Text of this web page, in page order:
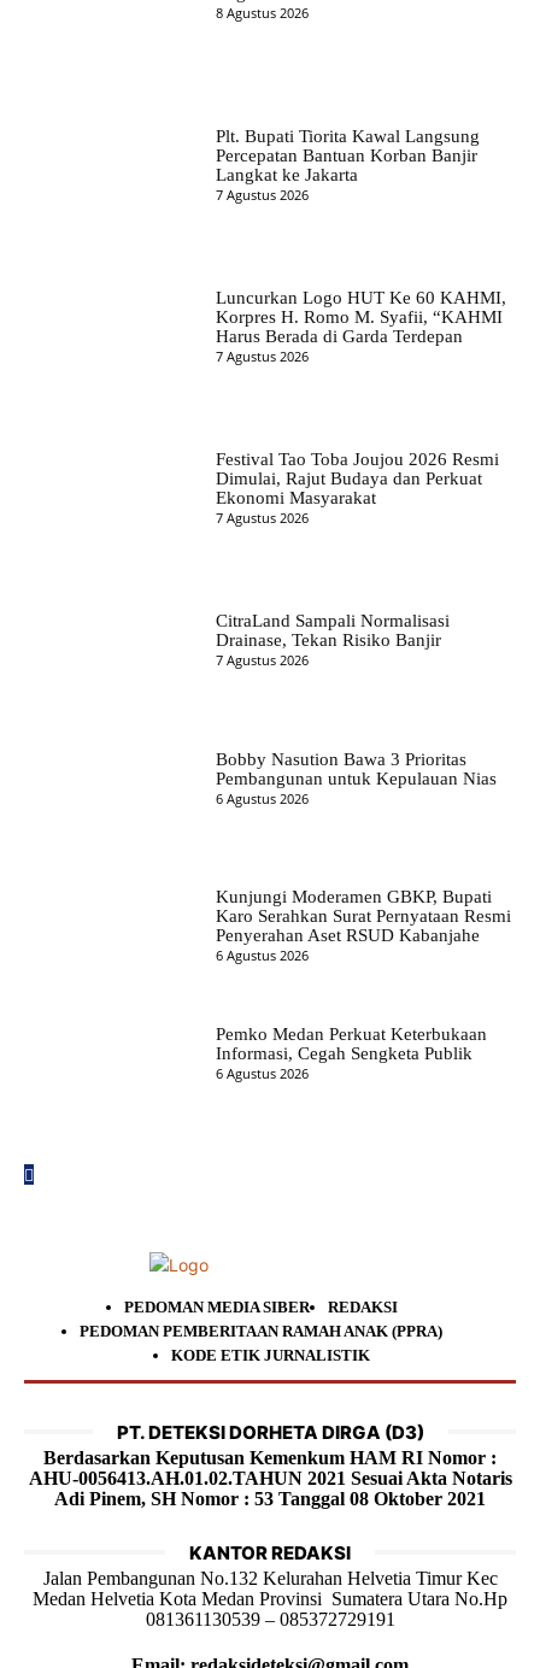
8 Agustus 2026
Plt. Bupati Tiorita Kawal Langsung
Percepatan Bantuan Korban Banjir
Langkat ke Jakarta
7 Agustus 2026
Luncurkan Logo HUT Ke 60 KAHMI,
Korpres H. Romo M. Syafii, “KAHMI
Harus Berada di Garda Terdepan
7 Agustus 2026
Festival Tao Toba Joujou 2026 Resmi
Dimulai, Rajut Budaya dan Perkuat
Ekonomi Masyarakat
7 Agustus 2026
CitraLand Sampali Normalisasi
Drainase, Tekan Risiko Banjir
7 Agustus 2026
Bobby Nasution Bawa 3 Prioritas
Pembangunan untuk Kepulauan Nias
6 Agustus 2026
Kunjungi Moderamen GBKP, Bupati
Karo Serahkan Surat Pernyataan Resmi
Penyerahan Aset RSUD Kabanjahe
6 Agustus 2026
Pemko Medan Perkuat Keterbukaan
Informasi, Cegah Sengketa Publik
6 Agustus 2026
PEDOMAN MEDIA SIBER
REDAKSI
PEDOMAN PEMBERITAAN RAMAH ANAK (PPRA)
KODE ETIK JURNALISTIK
PT. DETEKSI DORHETA DIRGA (D3)
Berdasarkan Keputusan Kemenkum HAM RI Nomor :
AHU-0056413.AH.01.02.TAHUN 2021 Sesuai Akta Notaris
Adi Pinem, SH Nomor : 53 Tanggal 08 Oktober 2021
KANTOR REDAKSI
Jalan Pembangunan No.132 Kelurahan Helvetia Timur Kec
Medan Helvetia Kota Medan Provinsi Sumatera Utara No.Hp
081361130539 – 085372729191